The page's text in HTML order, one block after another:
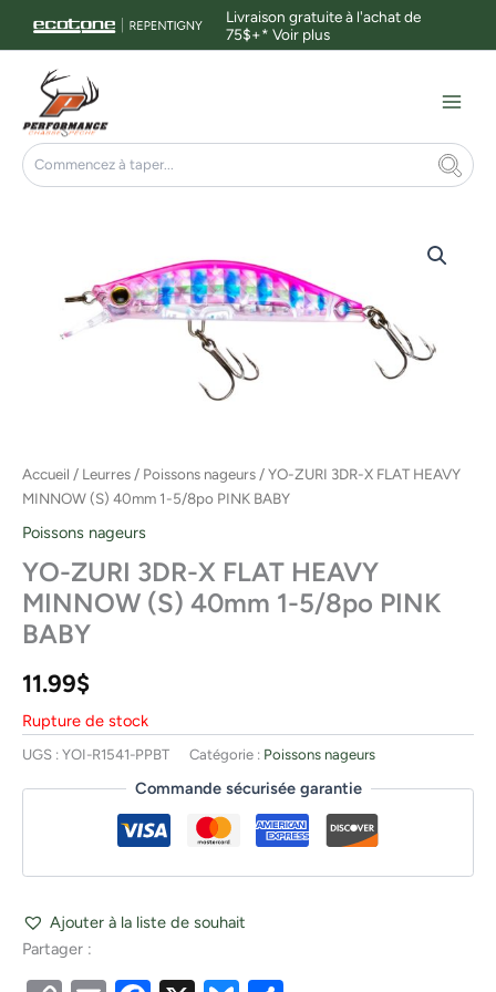
contenu
Livraison gratuite à l'achat de
75$+* Voir plus
Menu
Rechercher
Accueil / Leurres / Poissons nageurs / YO-ZURI 3DR-X FLAT HEAVY
MINNOW (S) 40mm 1-5/8po PINK BABY
Poissons nageurs
YO-ZURI 3DR-X FLAT HEAVY
MINNOW (S) 40mm 1-5/8po PINK
BABY
11.99$
Rupture de stock
UGS : YOI-R1541-PPBT Catégorie : Poissons nageurs
Commande sécurisée garantie
Ajouter à la liste de souhait
Partager :